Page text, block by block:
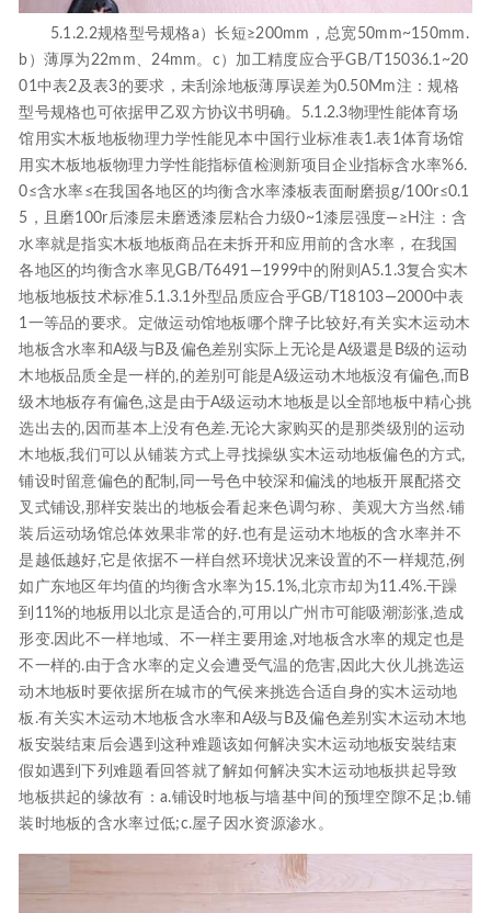
5.1.2.2规格型号规格a）长短≥200mm，总宽50mm~150mm.
b）薄厚为22mm、24mm。c）加工精度应合乎GB/T15036.1~20
01中表2及表3的要求，未刮涂地板薄厚误差为0.50Mm注：规格
型号规格也可依据甲乙双方协议书明确。5.1.2.3物理性能体育场
馆用实木板地板物理力学性能见本中国行业标准表1.表1体育场馆
用实木板地板物理力学性能指标值检测新项目企业指标含水率%6.
0≤含水率≤在我国各地区的均衡含水率漆板表面耐磨损g/100r≤0.1
5，且磨100r后漆层未磨透漆层粘合力级0~1漆层强度—≥H注：含
水率就是指实木板地板商品在未拆开和应用前的含水率，在我国
各地区的均衡含水率见GB/T6491—1999中的附则A5.1.3复合实木
地板地板技术标准5.1.3.1外型品质应合乎GB/T18103—2000中表
1一等品的要求。定做运动馆地板哪个牌子比较好,有关实木运动木
地板含水率和A级与B及偏色差别实际上无论是A级還是B级的运动
木地板品质全是一样的,的差别可能是A级运动木地板沒有偏色,而B
级木地板存有偏色,这是由于A级运动木地板是以全部地板中精心挑
选出去的,因而基本上没有色差.无论大家购买的是那类级別的运动
木地板,我们可以从铺装方式上寻找操纵实木运动地板偏色的方式,
铺设时留意偏色的配制,同一号色中较深和偏浅的地板开展配搭交
叉式铺设,那样安裝出的地板会看起来色调匀称、美观大方当然.铺
装后运动场馆总体效果非常的好.也有是运动木地板的含水率并不
是越低越好,它是依据不一样自然环境状况来设置的不一样规范,例
如广东地区年均值的均衡含水率为15.1%,北京市却为11.4%.干躁
到11%的地板用以北京是适合的,可用以广州市可能吸潮澎涨,造成
形变.因此不一样地域、不一样主要用途,对地板含水率的规定也是
不一样的.由于含水率的定义会遭受气温的危害,因此大伙儿挑选运
动木地板时要依据所在城市的气侯来挑选合适自身的实木运动地
板.有关实木运动木地板含水率和A级与B及偏色差别实木运动木地
板安裝结束后会遇到这种难题该如何解决实木运动地板安裝结束
假如遇到下列难题看回答就了解如何解决实木运动地板拱起导致
地板拱起的缘故有：a.铺设时地板与墙基中间的预埋空隙不足;b.铺
装时地板的含水率过低;c.屋子因水资源渗水。